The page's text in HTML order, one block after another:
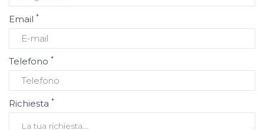
Email *
Telefono *
Richiesta *